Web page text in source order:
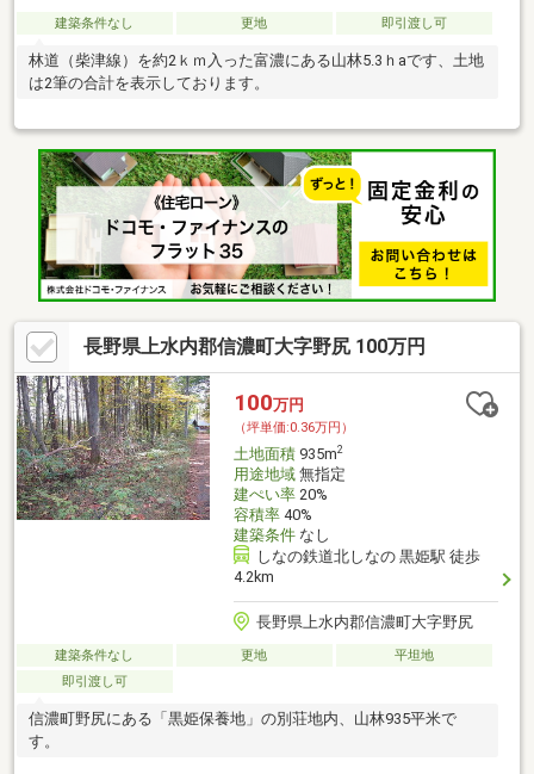
建築条件なし 更地 即引渡し可
林道（柴津線）を約2ｋｍ入った富濃にある山林5.3ｈaです、土地
は2筆の合計を表示しております。
長野県上水内郡信濃町大字野尻 100万円
100万円
（坪単価:0.36万円）
土地面積935m2
用途地域無指定
建ぺい率20%
容積率40%
建築条件なし
しなの鉄道北しなの 黒姫駅 徒歩
4.2km
長野県上水内郡信濃町大字野尻
建築条件なし 更地
平坦地
即引渡し可
信濃町野尻にある「黒姫保養地」の別荘地内、山林935平米で
す。